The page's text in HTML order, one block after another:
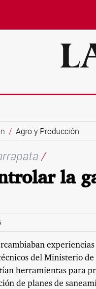
Agro y Producción
/
la
del Ministerio
herramientas para
de planes de